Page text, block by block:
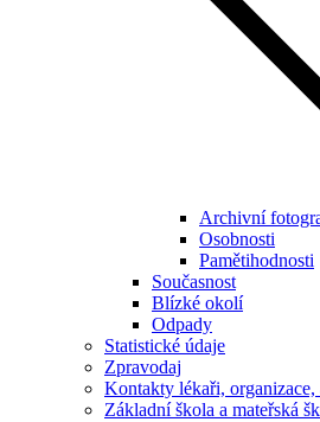
Archivní
Osobnosti
Pamětihodnosti
Současnost
Blízké okolí
Odpady
Statistické údaje
Zpravodaj
Kontakty lékaři, organizace,
Základní škola a mateřská